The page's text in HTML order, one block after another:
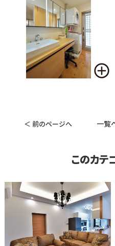
＜ 前のページへ 一覧
このカテ